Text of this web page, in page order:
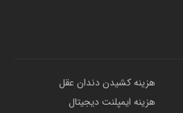
هزینه کشیدن دندان عقل
هزینه ایمپلنت دیجیتال